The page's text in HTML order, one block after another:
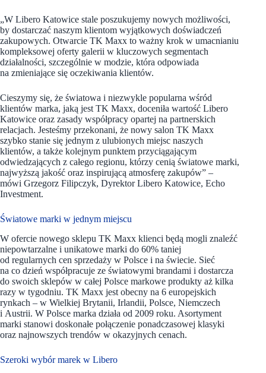
„W Libero Katowice stale poszukujemy nowych możliwości,
by dostarczać naszym klientom wyjątkowych doświadczeń
zakupowych. Otwarcie TK Maxx to ważny krok w umacnianiu
kompleksowej oferty galerii w kluczowych segmentach
działalności, szczególnie w modzie, która odpowiada
na zmieniające się oczekiwania klientów.
Cieszymy się, że światowa i niezwykle popularna wśród
klientów marka, jaką jest TK Maxx, doceniła wartość Libero
Katowice oraz zasady współpracy opartej na partnerskich
relacjach. Jesteśmy przekonani, że nowy salon TK Maxx
szybko stanie się jednym z ulubionych miejsc naszych
klientów, a także kolejnym punktem przyciągającym
odwiedzających z całego regionu, którzy cenią światowe marki,
najwyższą jakość oraz inspirującą atmosferę zakupów” –
mówi Grzegorz Filipczyk, Dyrektor Libero Katowice, Echo
Investment.
Światowe marki w jednym miejscu
W ofercie nowego sklepu TK Maxx klienci będą mogli znaleźć
niepowtarzalne i unikatowe marki do 60% taniej
od regularnych cen sprzedaży w Polsce i na świecie. Sieć
na co dzień współpracuje ze światowymi brandami i dostarcza
do swoich sklepów w całej Polsce markowe produkty aż kilka
razy w tygodniu. TK Maxx jest obecny na 6 europejskich
rynkach – w Wielkiej Brytanii, Irlandii, Polsce, Niemczech
i Austrii. W Polsce marka działa od 2009 roku. Asortyment
marki stanowi doskonałe połączenie ponadczasowej klasyki
oraz najnowszych trendów w okazyjnych cenach.
Szeroki wybór marek w Libero